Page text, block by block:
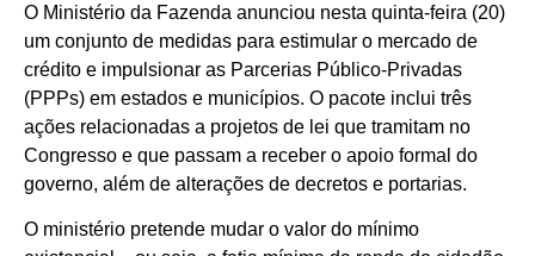
O Ministério da Fazenda anunciou nesta quinta-feira (20)
um conjunto de medidas para estimular o mercado de
crédito e impulsionar as Parcerias Público-Privadas
(PPPs) em estados e municípios. O pacote inclui três
ações relacionadas a projetos de lei que tramitam no
Congresso e que passam a receber o apoio formal do
governo, além de alterações de decretos e portarias.
O ministério pretende mudar o valor do mínimo